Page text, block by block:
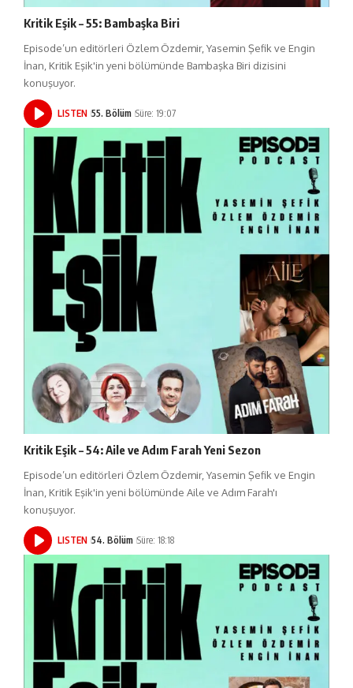
Kritik Eşik – 55: Bambaşka Biri
Episode’un editörleri Özlem Özdemir, Yasemin Şefik ve Engin
İnan, Kritik Eşik'in yeni bölümünde Bambaşka Biri dizisini
konuşuyor.
LISTEN 55. Bölüm Süre: 19:07
Kritik Eşik – 54: Aile ve Adım Farah Yeni Sezon
Episode’un editörleri Özlem Özdemir, Yasemin Şefik ve Engin
İnan, Kritik Eşik'in yeni bölümünde Aile ve Adım Farah'ı
konuşuyor.
LISTEN 54. Bölüm Süre: 18:18